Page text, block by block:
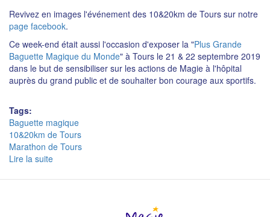
et
du
Marathon
de
Tours
Revivez en images l'événement des 10&20km de Tours sur notre
page facebook.
Ce week-end était aussi l'occasion d'exposer la "Plus Grande
Baguette Magique du Monde" à Tours le 21 & 22 septembre 2019
dans le but de sensibiliser sur les actions de Magie à l'hôpital
auprès du grand public et de souhaiter bon courage aux sportifs.
Tags:
Baguette magique
10&20km de Tours
Marathon de Tours
Lire la suite
et